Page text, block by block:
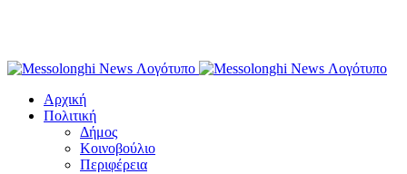
Αρχική
Πολιτική
Δήμος
Κοινοβούλιο
Περιφέρεια